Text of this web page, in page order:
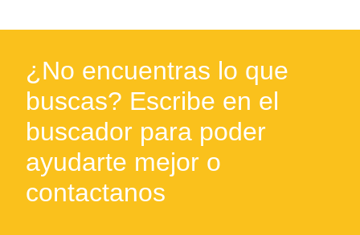
¿No encuentras lo que
buscas? Escribe en el
buscador para poder
ayudarte mejor o
contactanos